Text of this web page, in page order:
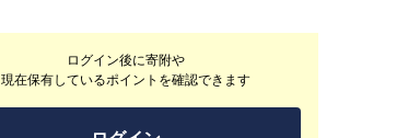
ログイン後に寄附や
現在保有しているポイントを確認できます